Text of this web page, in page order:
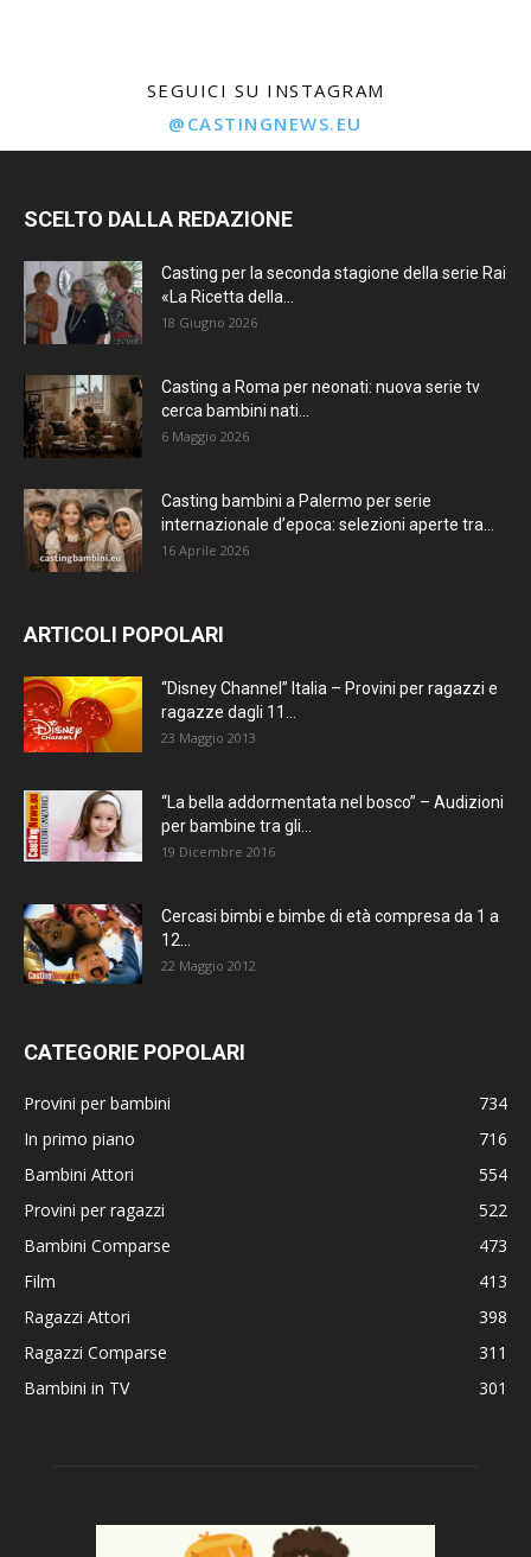
SEGUICI SU INSTAGRAM
@CASTINGNEWS.EU
SCELTO DALLA REDAZIONE
Casting per la seconda stagione della serie Rai
«La Ricetta della...
18 Giugno 2026
Casting a Roma per neonati: nuova serie tv
cerca bambini nati...
6 Maggio 2026
Casting bambini a Palermo per serie
internazionale d’epoca: selezioni aperte tra...
16 Aprile 2026
ARTICOLI POPOLARI
“Disney Channel” Italia – Provini per ragazzi e
ragazze dagli 11...
23 Maggio 2013
“La bella addormentata nel bosco” – Audizioni
per bambine tra gli...
19 Dicembre 2016
Cercasi bimbi e bimbe di età compresa da 1 a
12...
22 Maggio 2012
CATEGORIE POPOLARI
Provini per bambini
734
In primo piano
716
Bambini Attori
554
Provini per ragazzi
522
Bambini Comparse
473
Film
413
Ragazzi Attori
398
Ragazzi Comparse
311
Bambini in TV
301